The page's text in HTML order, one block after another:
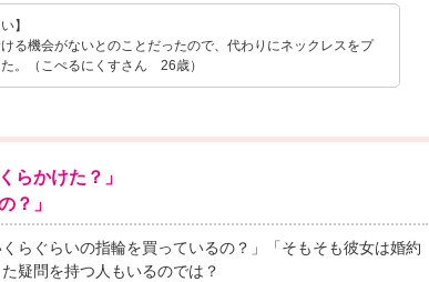
】
る機会がないとのことだったので、代わりにネックレスをプ
。（こぺるにくすさん 26歳）
らかけた？」
？」
らぐらいの指輪を買っているの？」「そもそも彼女は婚約
疑問を持つ人もいるのでは？